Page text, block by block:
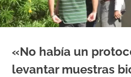
«No había un
levantar muestras